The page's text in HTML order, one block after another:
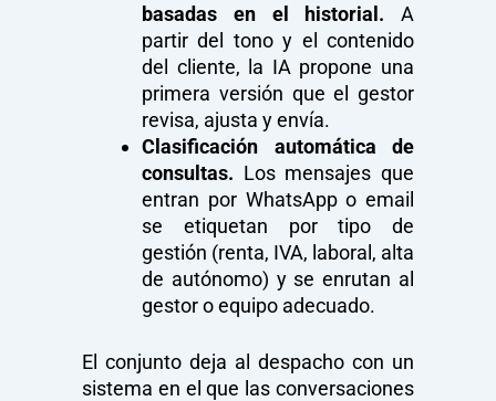
basadas en el historial. A
partir del tono y el contenido
del cliente, la IA propone una
primera versión que el gestor
revisa, ajusta y envía.
Clasificación automática de
consultas. Los mensajes que
entran por WhatsApp o email
se etiquetan por tipo de
gestión (renta, IVA, laboral, alta
de autónomo) y se enrutan al
gestor o equipo adecuado.
El conjunto deja al despacho con un
sistema en el que las conversaciones